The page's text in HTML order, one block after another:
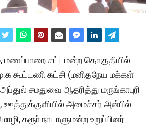
மணப்பாறை சட்டமன்ற தொகுதியில்
கூட்டணி கட்சி (மனிதநேய மக்கள்
சமதுவை ஆதரித்து மருங்காபுரி
ஊத்துக்குளியில் அமைச்சர் அன்பில்
கரூர் நாடாளுமன்ற உறுப்பினர்